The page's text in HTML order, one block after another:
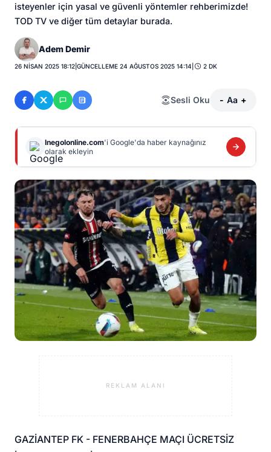
isteyenler için yasal ve güvenli yöntemler rehberimizde!
TOD TV ve diğer tüm detaylar burada.
Adem Demir
26 NISAN 2025 18:12 |GÜNCELLEME 24 AĞUSTOS 2025 14:14 2 DK
Sesli Oku - Aa +
Inegolonline.com'i Google'da haber kaynağınız
olarak ekleyin
REKLAM ALANI
GAZİANTEP FK - FENERBAHÇE MAÇI ÜCRETSİZ